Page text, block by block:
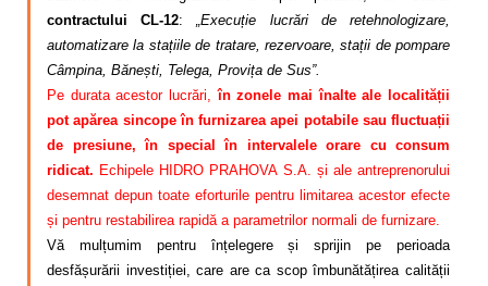
contractului CL-12: „Execuție lucrări de retehnologizare,
automatizare la stațiile de tratare, rezervoare, stații de pompare
Câmpina, Bănești, Telega, Provița de Sus”.
Pe durata acestor lucrări,în zonele mai înalte ale localității
pot apărea sincope în furnizarea apei potabile sau fluctuații
de presiune, în special în intervalele orare cu consum
ridicat. Echipele HIDRO PRAHOVA S.A. și ale antreprenorului
desemnat depun toate eforturile pentru limitarea acestor efecte
și pentru restabilirea rapidă a parametrilor normali de furnizare.
Vă mulțumim pentru înțelegere și sprijin pe perioada
desfășurării investiției, care are ca scop îmbunătățirea calității